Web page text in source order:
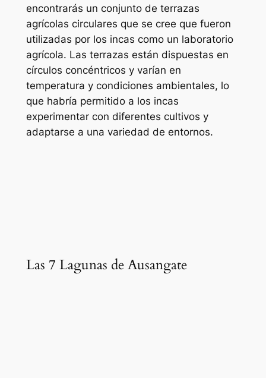
encontrarás un conjunto de terrazas
agrícolas circulares que se cree que fueron
utilizadas por los incas como un laboratorio
agrícola. Las terrazas están dispuestas en
círculos concéntricos y varían en
temperatura y condiciones ambientales, lo
que habría permitido a los incas
experimentar con diferentes cultivos y
adaptarse a una variedad de entornos.
Las 7 Lagunas de Ausangate